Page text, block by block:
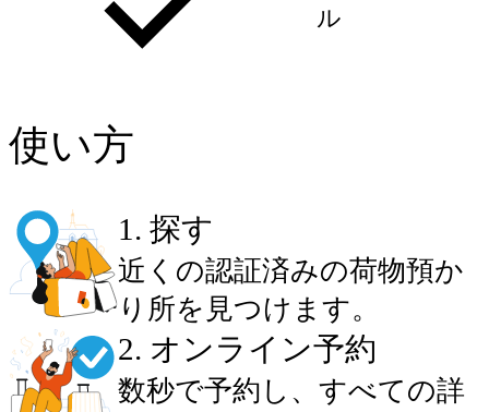
ル
使い方
1 . 探す
近くの認証済みの荷物預か
り所を見つけます。
2. オンライン予約
数秒で予約し、すべての詳